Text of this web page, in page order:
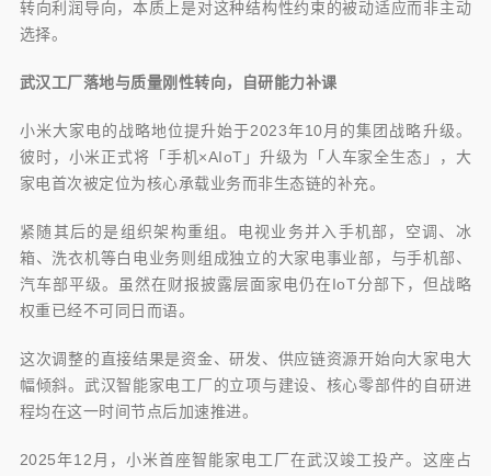
转向利润导向，本质上是对这种结构性约束的被动适应而非主动
选择。
武汉工厂落地与质量刚性转向，自研能力补课
小米大家电的战略地位提升始于2023年10月的集团战略升级。
彼时，小米正式将「手机×AIoT」升级为「人车家全生态」，大
家电首次被定位为核心承载业务而非生态链的补充。
紧随其后的是组织架构重组。电视业务并入手机部，空调、冰
箱、洗衣机等白电业务则组成独立的大家电事业部，与手机部、
汽车部平级。虽然在财报披露层面家电仍在IoT分部下，但战略
权重已经不可同日而语。
这次调整的直接结果是资金、研发、供应链资源开始向大家电大
幅倾斜。武汉智能家电工厂的立项与建设、核心零部件的自研进
程均在这一时间节点后加速推进。
2025年12月，小米首座智能家电工厂在武汉竣工投产。这座占